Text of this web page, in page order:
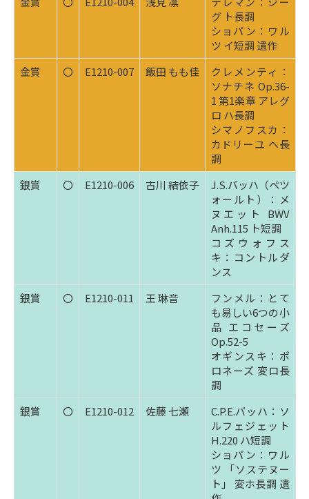
グ ト長調
ショパン：ワル
ツ イ短調 遺作
金賞
〇 E1210-007 飯田 もも佳
クレメンティ：
ソナチネ Op.36-
1 第1楽章 アレグ
ロ ハ長調
シマノフスカ：
カドリーユ ヘ長
調
銀賞
〇 E1210-006 古川 結依子
J.S.バッハ（ペツ
ォールト）：メ
ヌエット BWV
Anh.115 ト短調
コズウォフス
キ：コントルダ
ンス
銀賞
〇 E1210-011 王 琳音
フンメル：とて
も易しい6つの小
品 エコセーズ
Op.52-5
オギンスキ：ポ
ロネーズ 変ロ長
調
銀賞
〇 E1210-012 佐藤 七瀬
C.P.E.バッハ：ソ
ルフェジェット
H.220 ハ短調
ショパン：ワル
ツ 「ソステヌー
ト」 変ホ長調 遺